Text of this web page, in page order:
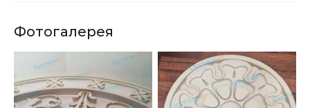
Фотогалерея